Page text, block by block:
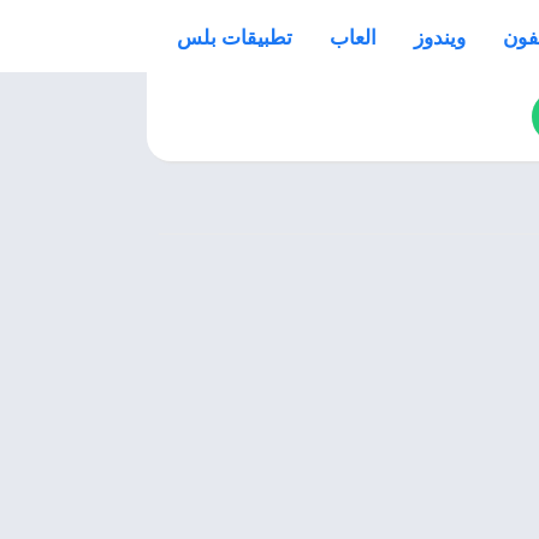
ويندوز العاب تطبيقات بلس